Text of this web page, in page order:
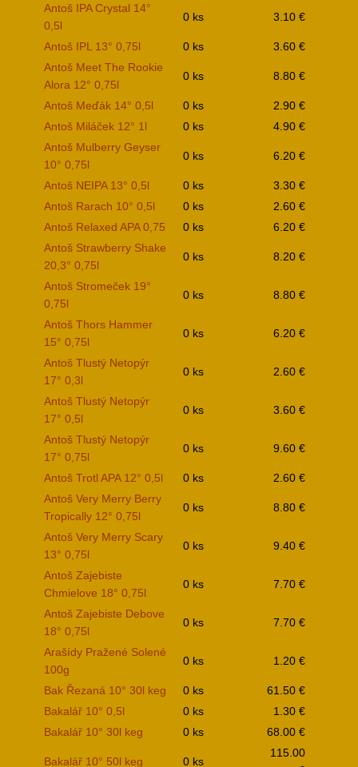
Antoš IPA Crystal 14°
0,5l
0 ks 3.10 €
Antoš IPL 13° 0,75l 0 ks
3.60 €
Antoš Meet The Rookie
Alora 12° 0,75l
0 ks 8.80 €
Antoš Meďák 14° 0,5l 0 ks
2.90 €
Antoš Miláček 12° 1l
0 ks
4.90 €
Antoš Mulberry Geyser
10° 0,75l
0 ks 6.20 €
Antoš NEIPA 13° 0,5l 0 ks
3.30 €
Antoš Rarach 10° 0,5l
0 ks
2.60 €
Antoš Relaxed APA 0,75
0 ks
6.20 €
Antoš Strawberry Shake
20,3° 0,75l
0 ks 8.20 €
Antoš Stromeček 19°
0,75l
0 ks 8.80 €
Antoš Thors Hammer
15° 0,75l
0 ks 6.20 €
Antoš Tlustý Netopýr
17° 0,3l
0 ks 2.60 €
Antoš Tlustý Netopýr
17° 0,5l
0 ks 3.60 €
Antoš Tlustý Netopýr
17° 0,75l
0 ks 9.60 €
Antoš Trotl APA 12° 0,5l 0 ks
2.60 €
Antoš Very Merry Berry
Tropically 12° 0,75l
0 ks 8.80 €
Antoš Very Merry Scary
13° 0,75l
0 ks 9.40 €
Antoš Zajebiste
Chmielove 18° 0,75l
0 ks 7.70 €
Antoš Zajebiste Debove
18° 0,75l
0 ks 7.70 €
Arašídy Pražené Solené
100g
0 ks 1.20 €
Bak Řezaná 10° 30l keg 0 ks
61.50 €
Bakalář 10° 0,5l
0 ks
1.30 €
Bakalář 10° 30l keg
0 ks 68.00 €
Bakalář 10° 50l keg 0 ks
115.00